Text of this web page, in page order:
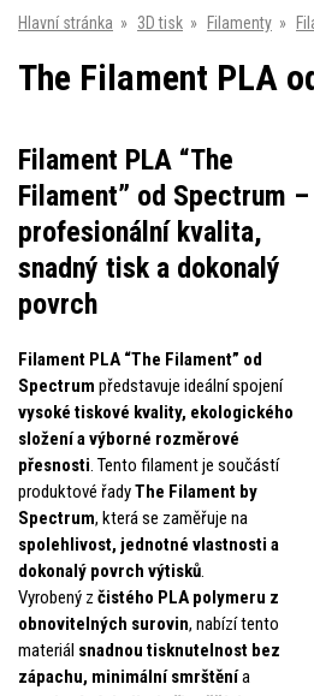
Hlavní stránka » 3D tisk » Filamenty »
The Filament PLA
Filament PLA “The
Filament” od Spectrum –
profesionální kvalita,
snadný tisk a dokonalý
povrch
Filament PLA “The Filament” od
Spectrum představuje ideální spojení
vysoké tiskové kvality, ekologického
složení a výborné rozměrové
přesnosti. Tento filament je součástí
produktové řadyThe Filament by
Spectrum, která se zaměřuje na
spolehlivost, jednotné vlastnosti a
dokonalý povrch výtisků.
Vyrobený z čistého PLA polymeru z
obnovitelných surovin, nabízí tento
materiál snadnou tisknutelnost bez
zápachu, minimální smrštěnía